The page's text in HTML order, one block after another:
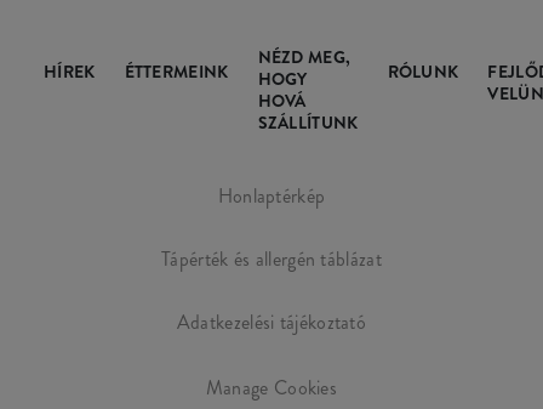
HÍREK ÉTTERMEINK
NÉZD MEG,
HOGY
HOVÁ
SZÁLLÍTUNK
RÓLUNK
Honlaptérkép
Tápérték és allergén táblázat
Adatkezelési tájékoztató
Manage Cookies